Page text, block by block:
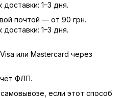
1–3 дня.
почтой — от 90 грн.
1–3 дня.
или Mastercard через
ФЛП.
если этот способ